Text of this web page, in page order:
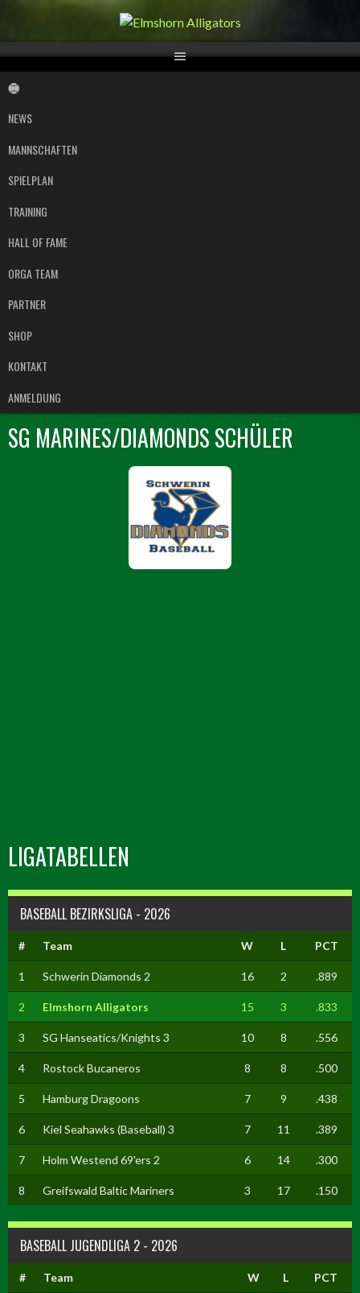
Inhalt
NEWS
MANNSCHAFTEN
SPIELPLAN
TRAINING
HALL OF FAME
ORGA TEAM
PARTNER
SHOP
KONTAKT
ANMELDUNG
SG MARINES/DIAMONDS SCHÜLER
LIGATABELLEN
BASEBALL BEZIRKSLIGA - 2026
# Team W L PCT
1 Schwerin Diamonds 2 16 2 .889
2 Elmshorn Alligators 15 3 .833
3 SG Hanseatics/Knights 3 10 8 .556
4 Rostock Bucaneros 8 8 .500
5 Hamburg Dragoons 7 9 .438
6 Kiel Seahawks (Baseball) 3 7 11 .389
7 Holm Westend 69'ers 2 6 14 .300
8 Greifswald Baltic Mariners 3 17 .150
BASEBALL JUGENDLIGA 2 - 2026
# Team W L PCT